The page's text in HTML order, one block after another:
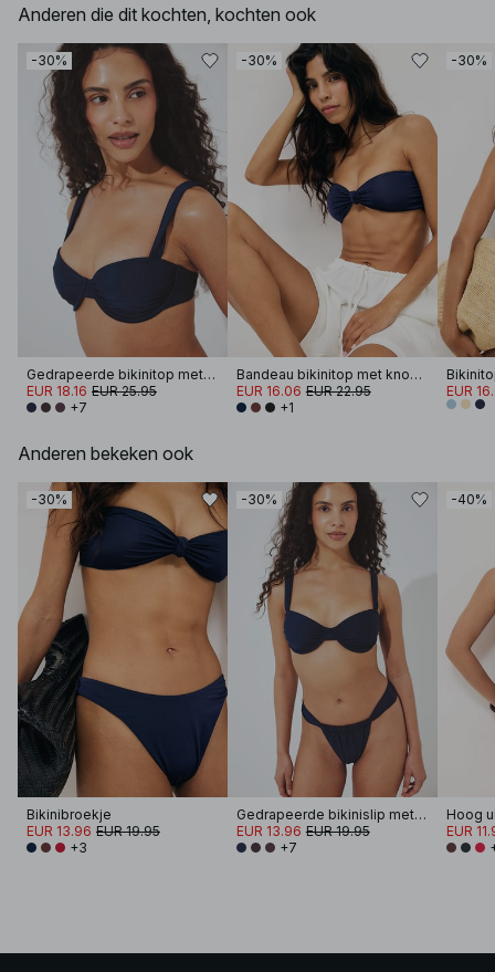
Anderen die dit kochten, kochten ook
-30%
Gedrapeerde bikinitop met brede band
EUR 18.16 EUR 25.95
+7
-30%
Bandeau bikinitop met knoop aan de voorkant
EUR 16.06 EUR 22.95
+1
-30%
EUR
Anderen bekeken ook
-30%
Bikinibroekje
EUR 13.96 EUR 19.95
+3
-30%
Gedrapeerde bikinislip met wijde band
EUR 13.96 EUR 19.95
+7
-40%
EUR